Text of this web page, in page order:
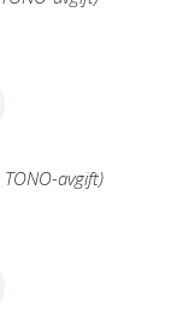
avgift)